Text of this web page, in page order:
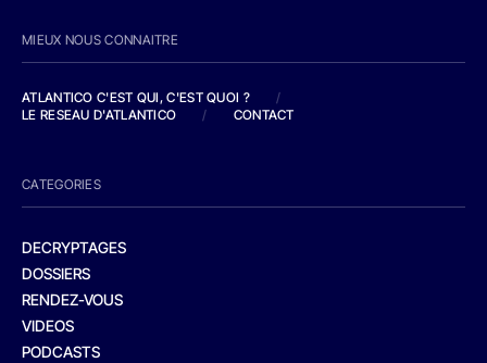
MIEUX NOUS CONNAITRE
ATLANTICO C'EST QUI, C'EST QUOI ?
/
LE RESEAU D'ATLANTICO
/ CONTACT
CATEGORIES
DECRYPTAGES
DOSSIERS
RENDEZ-VOUS
VIDEOS
PODCASTS